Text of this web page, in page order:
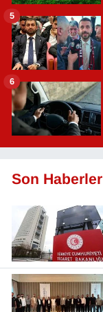
5
6
Son Haberler